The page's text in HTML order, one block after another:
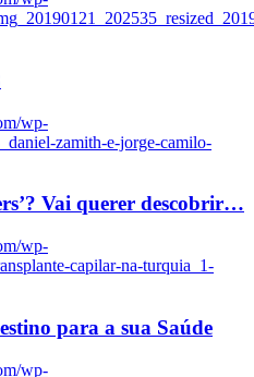
wp-
zamith-e-jorge-camilo-
Vai querer descobrir…
wp-
capilar-na-turquia_1-
para a sua Saúde
wp-